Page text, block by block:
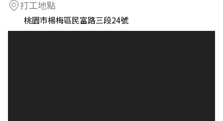
打工地點
桃園市楊梅區民富路三段24號